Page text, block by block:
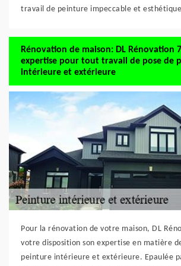
travail de peinture impeccable et
Rénovation de maison: DL Rénovation
expertise pour tout travail de pose de
intérieure et extérieure
Pour la rénovation de votre maison, DL
votre disposition son expertise en matière
peinture intérieure et extérieure. Epaulée